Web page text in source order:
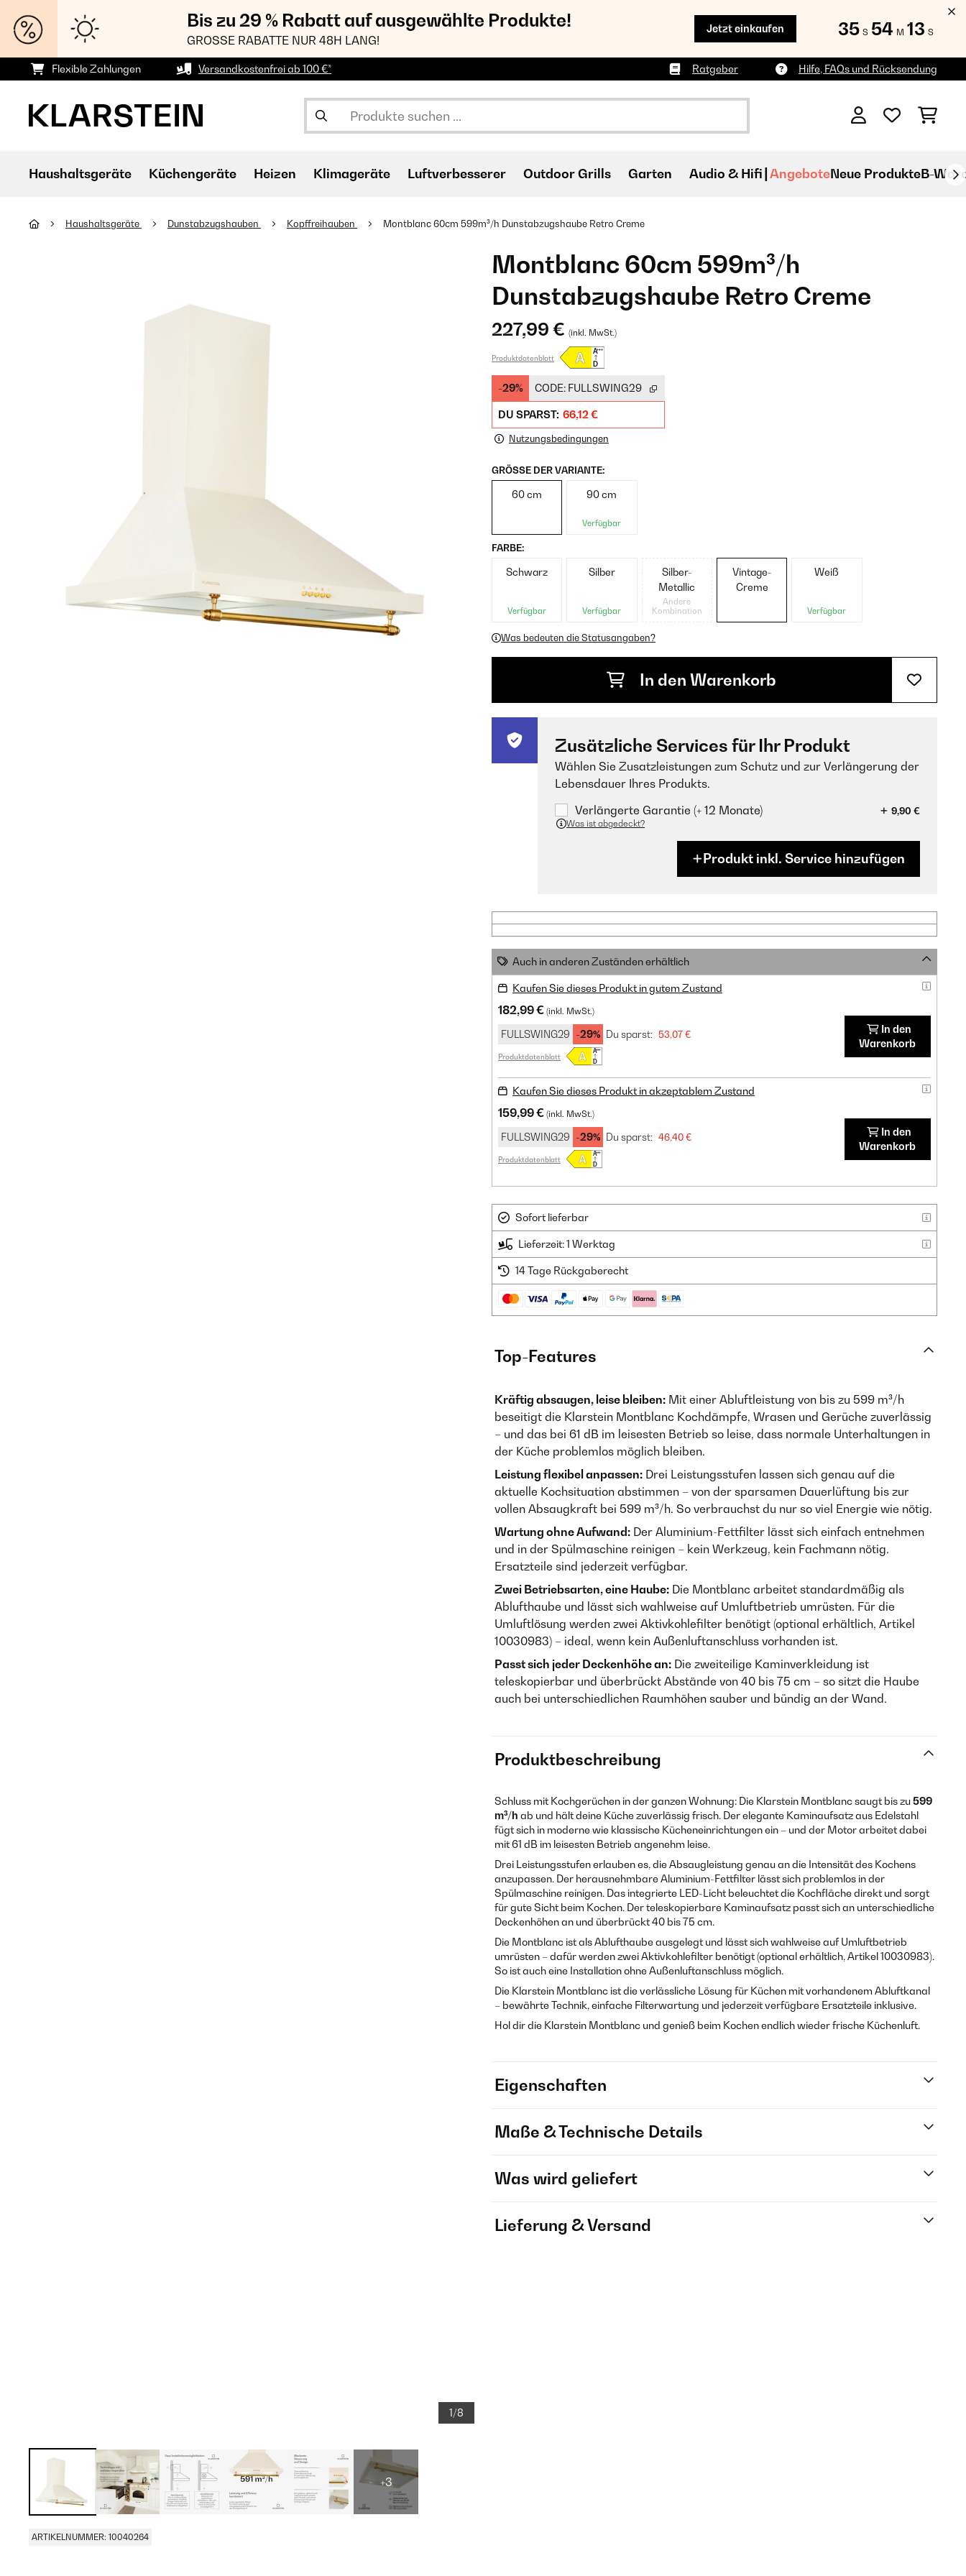
Bis zu 29 % Rabatt auf ausgewählte Produkte!
GROSSE RABATTE NUR 48H LANG!
Jetzt einkaufen 35 S 54 M 12 S
Flexible Zahlungen Versandkostenfrei ab 100 €* Ratgeber Hilfe, FAQs und Rücksendung
Haushaltsgeräte Küchengeräte Heizen Klimageräte Luftverbesserer Outdoor Grills Garten Audio & Hifi AngeboteNeue ProdukteB-
Haushaltsgeräte Dunstabzugshauben Kopffreihauben Montblanc 60cm 599m³/h Dunstabzugshaube Retro Creme
1/8
+3
ARTIKELNUMMER: 10040264
Montblanc 60cm 599m³/h
Dunstabzugshaube Retro Creme
227,99 € (inkl. MwSt.)
Produktdatenblatt
-29% CODE: FULLSWING29
DU SPARST: 66,12 €
Nutzungsbedingungen
GRÖSSE DER VARIANTE:
60 cm 90 cm
Verfügbar
FARBE:
Schwarz
Verfügbar
Silber
Verfügbar
Silber-
Metallic
Andere
Kombination
Vintage-
Creme
Weiß
Verfügbar
Was bedeuten die Statusangaben?
In den Warenkorb
Zusätzliche Services für Ihr Produkt
Wählen Sie Zusatzleistungen zum Schutz und zur Verlängerung der
Lebensdauer Ihres Produkts.
Verlängerte Garantie (+ 12 Monate)
9,90 €
Was ist abgedeckt?
Produkt inkl. Service hinzufügen
Auch in anderen Zuständen erhältlich
Kaufen Sie dieses Produkt in gutem Zustand
182,99 € (inkl. MwSt.)
FULLSWING29 -29% Du sparst: 53,07 €
Produktdatenblatt
In den
Warenkorb
Kaufen Sie dieses Produkt in akzeptablem Zustand
159,99 € (inkl. MwSt.)
FULLSWING29 -29% Du sparst: 46,40 €
Produktdatenblatt
In den
Warenkorb
Sofort lieferbar
Lieferzeit: 1 Werktag
14 Tage Rückgaberecht
Top-Features
Kräftig absaugen, leise bleiben: Mit einer Abluftleistung von bis zu 599 m³/h
beseitigt die Klarstein Montblanc Kochdämpfe, Wrasen und Gerüche zuverlässig
– und das bei 61 dB im leisesten Betrieb so leise, dass normale Unterhaltungen in
der Küche problemlos möglich bleiben.
Leistung flexibel anpassen: Drei Leistungsstufen lassen sich genau auf die
aktuelle Kochsituation abstimmen – von der sparsamen Dauerlüftung bis zur
vollen Absaugkraft bei 599 m³/h. So verbrauchst du nur so viel Energie wie nötig.
Wartung ohne Aufwand: Der Aluminium-Fettfilter lässt sich einfach entnehmen
und in der Spülmaschine reinigen – kein Werkzeug, kein Fachmann nötig.
Ersatzteile sind jederzeit verfügbar.
Zwei Betriebsarten, eine Haube: Die Montblanc arbeitet standardmäßig als
Ablufthaube und lässt sich wahlweise auf Umluftbetrieb umrüsten. Für die
Umluftlösung werden zwei Aktivkohlefilter benötigt (optional erhältlich, Artikel
10030983) – ideal, wenn kein Außenluftanschluss vorhanden ist.
Passt sich jeder Deckenhöhe an: Die zweiteilige Kaminverkleidung ist
teleskopierbar und überbrückt Abstände von 40 bis 75 cm – so sitzt die Haube
auch bei unterschiedlichen Raumhöhen sauber und bündig an der Wand.
Produktbeschreibung
Schluss mit Kochgerüchen in der ganzen Wohnung: Die Klarstein Montblanc saugt bis zu 599
m³/h ab und hält deine Küche zuverlässig frisch. Der elegante Kaminaufsatz aus Edelstahl
fügt sich in moderne wie klassische Kücheneinrichtungen ein – und der Motor arbeitet dabei
mit 61 dB im leisesten Betrieb angenehm leise.
Drei Leistungsstufen erlauben es, die Absaugleistung genau an die Intensität des Kochens
anzupassen. Der herausnehmbare Aluminium-Fettfilter lässt sich problemlos in der
Spülmaschine reinigen. Das integrierte LED-Licht beleuchtet die Kochfläche direkt und sorgt
für gute Sicht beim Kochen. Der teleskopierbare Kaminaufsatz passt sich an unterschiedliche
Deckenhöhen an und überbrückt 40 bis 75 cm.
Die Montblanc ist als Ablufthaube ausgelegt und lässt sich wahlweise auf Umluftbetrieb
umrüsten – dafür werden zwei Aktivkohlefilter benötigt (optional erhältlich, Artikel 10030983).
So ist auch eine Installation ohne Außenluftanschluss möglich.
Die Klarstein Montblanc ist die verlässliche Lösung für Küchen mit vorhandenem Abluftkanal
– bewährte Technik, einfache Filterwartung und jederzeit verfügbare Ersatzteile inklusive.
Hol dir die Klarstein Montblanc und genieß beim Kochen endlich wieder frische Küchenluft.
Eigenschaften
Maße & Technische Details
Was wird geliefert
Lieferung & Versand